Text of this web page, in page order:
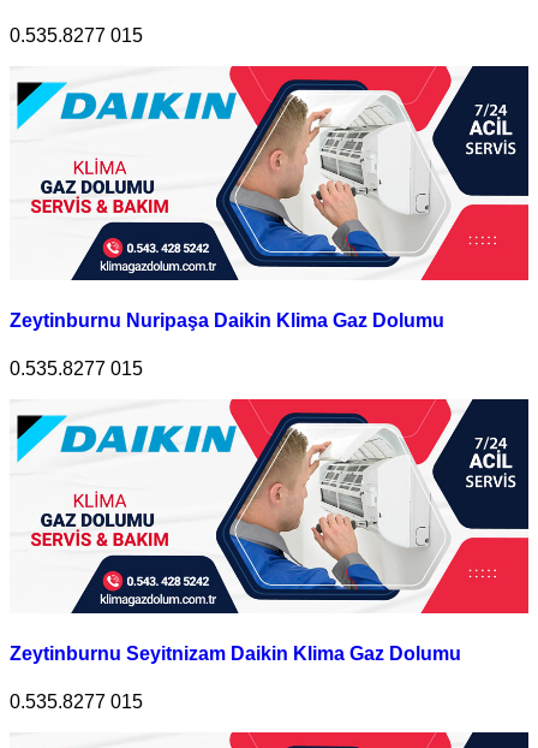
0.535.8277 015
Zeytinburnu Nuripaşa Daikin Klima Gaz Dolumu
0.535.8277 015
Zeytinburnu Seyitnizam Daikin Klima Gaz Dolumu
0.535.8277 015